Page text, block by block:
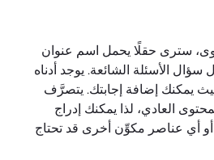
سترى حقلًا يحمل اسم عنوان
الأسئلة الشائعة. يوجد أدناه
يمكنك إضافة إجابتك. يتصرَّف
العادي، لذا يمكنك إدراج
أي عناصر مكوِّن أخرى قد تحتاج